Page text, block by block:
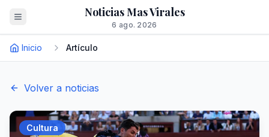
Noticias Mas Virales
6 ago. 2026
Inicio Artículo
Volver a noticias
Cultura